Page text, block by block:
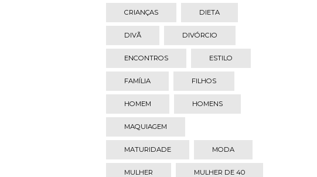
CRIANÇAS DIETA
DIVÃ DIVÓRCIO
ENCONTROS ESTILO
FAMÍLIA FILHOS
HOMEM HOMENS
MAQUIAGEM
MATURIDADE MODA
MULHER MULHER DE 40